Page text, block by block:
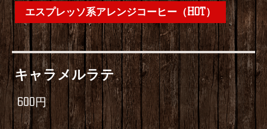
エスプレッソ系アレンジコーヒー（HOT）
キャラメルラテ
600円